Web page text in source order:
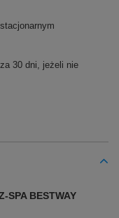
30 dni, jeżeli nie
BESTWAY